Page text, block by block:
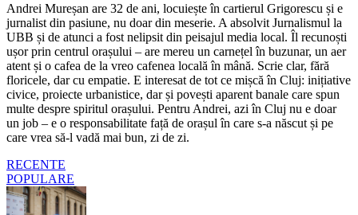
Andrei Mureșan are 32 de ani, locuiește în cartierul Grigorescu și e
jurnalist din pasiune, nu doar din meserie. A absolvit Jurnalismul la
UBB și de atunci a fost nelipsit din peisajul media local. Îl recunoști
ușor prin centrul orașului – are mereu un carnețel în buzunar, un aer
atent și o cafea de la vreo cafenea locală în mână. Scrie clar, fără
floricele, dar cu empatie. E interesat de tot ce mișcă în Cluj: inițiative
civice, proiecte urbanistice, dar și povești aparent banale care spun
multe despre spiritul orașului. Pentru Andrei, azi în Cluj nu e doar
un job – e o responsabilitate față de orașul în care s-a născut și pe
care vrea să-l vadă mai bun, zi de zi.
RECENTE
POPULARE